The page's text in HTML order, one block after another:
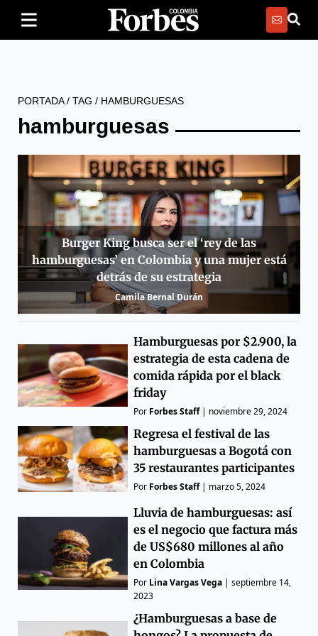
PORTADA/ TAG / HAMBURGUESAS
hamburguesas
Burger King busca ser el ‘rey de las
hamburguesas’ en Colombia y una mujer está
detrás de su estrategia
Camila Bernal Durán
Hamburguesas por $2.900, la
estrategia de esta cadena de
comida rápida por el black
friday
Por Forbes Staff| noviembre 29, 2024
Regresa el festival de las
hamburguesas a Bogotá con
35 restaurantes participantes
Por Forbes Staff| marzo 5, 2024
Lluvia de hamburguesas: así
es el negocio que factura más
de US$680 millones al año
en Colombia
Por Lina Vargas Vega |septiembre 14,
2023
¿Hamburguesas a base de